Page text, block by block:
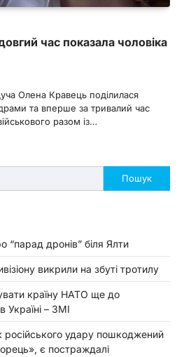
час показала чоловіка
Олена Кравець поділилася
та вперше за тривалий час
разом із…
Пошук
“парад дронів” біля Ялти
викрили на збуті тротилу
країну НАТО ще до
Україні – ЗМІ
російського удару пошкоджений
є постраждалі